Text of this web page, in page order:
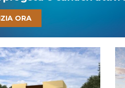
ORA